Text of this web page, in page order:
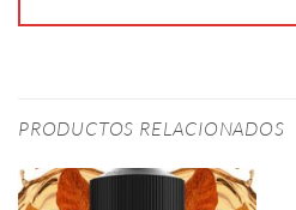
PRODUCTOS RELACIONADOS